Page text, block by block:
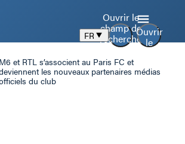
Ouvrir
le
FR
Ouvrir le
champ de
recherche
M6 et RTL s’associent au Paris FC et
les nouveaux partenaires médias
du club